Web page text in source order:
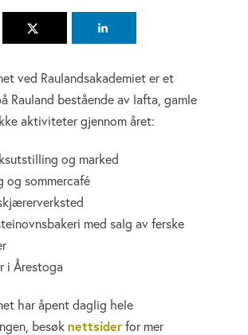
ved Raulandsakademiet er et
Rauland bestående av lafta, gamle
aktiviteter gjennom året:
og marked
og sommercafé
med salg av ferske
i Årestoga
har åpent daglig hele
besøk nettsiderfor mer